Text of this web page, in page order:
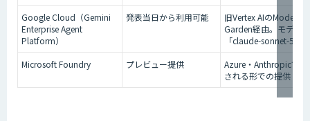
Google Cloud（Gemini
Enterprise Agent
Platform）
発表当日から利用可能
旧Vertex AIのModel
Garden経由。モデル
「claude-sonnet-5」
Microsoft Foundry
プレビュー提供
Azure・Anthropicでホ
される形での提供